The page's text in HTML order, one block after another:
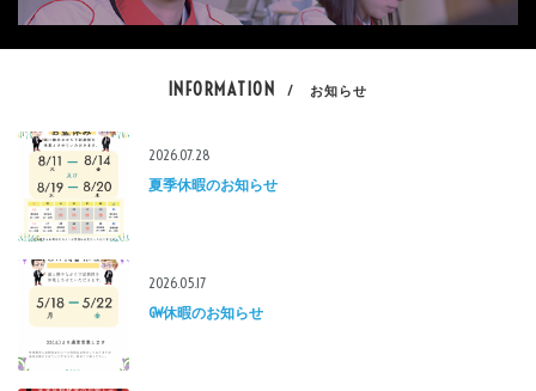
INFORMATION / お知らせ
2026.07.28
夏季休暇のお知らせ
2026.05.17
GW休暇のお知らせ